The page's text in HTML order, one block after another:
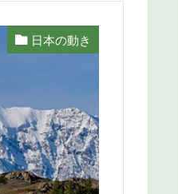
日本の動き